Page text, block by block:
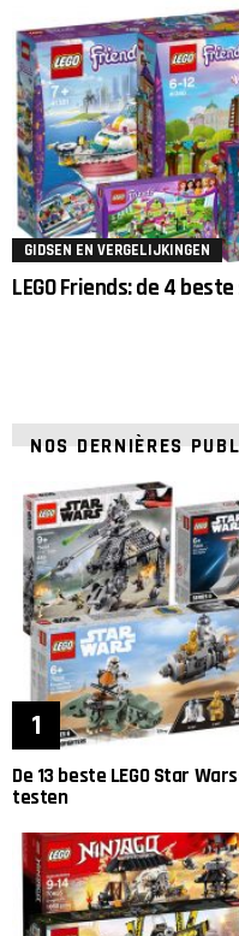
GIDSEN EN VERGELIJKINGEN
LEGO Friends: de 4
NOS DERNIÈRES
De 13 beste LEGO Star
testen